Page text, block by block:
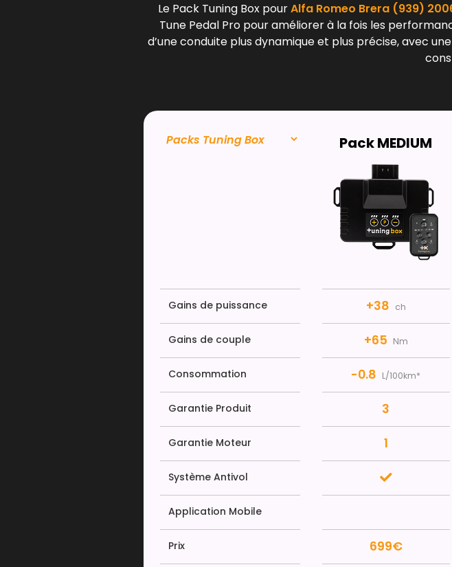
Le Pack Tuning Box pourAlfa Romeo Brera (939)
Tune Pedal Pro pour améliorer à la fois les
d’une conduite plus dynamique et plus précise, avec
Pack MEDIUM
Gains de puissance +38 ch
Gains de couple +65 Nm
Consommation -0.8 L/100km*
Garantie Produit 3
Garantie Moteur 1
Système Antivol
Application Mobile
Prix 699€